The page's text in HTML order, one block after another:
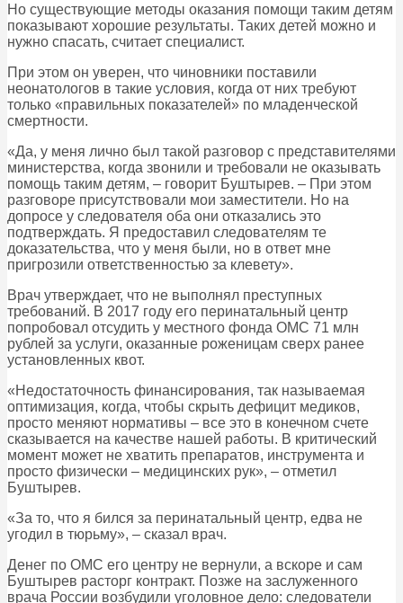
Но существующие методы оказания помощи таким детям
показывают хорошие результаты. Таких детей можно и
нужно спасать, считает специалист.
При этом он уверен, что чиновники поставили
неонатологов в такие условия, когда от них требуют
только «правильных показателей» по младенческой
смертности.
«Да, у меня лично был такой разговор с представителями
министерства, когда звонили и требовали не оказывать
помощь таким детям, – говорит Буштырев. – При этом
разговоре присутствовали мои заместители. Но на
допросе у следователя оба они отказались это
подтверждать. Я предоставил следователям те
доказательства, что у меня были, но в ответ мне
пригрозили ответственностью за клевету».
Врач утверждает, что не выполнял преступных
требований. В 2017 году его перинатальный центр
попробовал отсудить у местного фонда ОМС 71 млн
рублей за услуги, оказанные роженицам сверх ранее
установленных квот.
«Недостаточность финансирования, так называемая
оптимизация, когда, чтобы скрыть дефицит медиков,
просто меняют нормативы – все это в конечном счете
сказывается на качестве нашей работы. В критический
момент может не хватить препаратов, инструмента и
просто физически – медицинских рук», – отметил
Буштырев.
«За то, что я бился за перинатальный центр, едва не
угодил в тюрьму», – сказал врач.
Денег по ОМС его центру не вернули, а вскоре и сам
Буштырев расторг контракт. Позже на заслуженного
врача России возбудили уголовное дело: следователи